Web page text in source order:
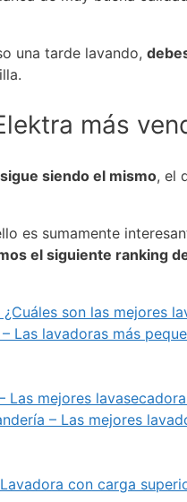
una tarde lavando,
más
siendo el mismo, el
es sumamente
el siguiente ranking
son las mejores
Las lavadoras más
Las mejores
– Las mejores
Lavadora con carga